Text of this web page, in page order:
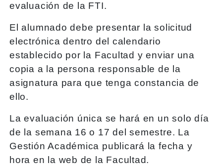
evaluación de la FTI.
El alumnado debe presentar la solicitud
electrónica dentro del calendario
establecido por la Facultad y enviar una
copia a la persona responsable de la
asignatura para que tenga constancia de
ello.
La evaluación única se hará en un solo día
de la semana 16 o 17 del semestre. La
Gestión Académica publicará la fecha y
hora en la web de la Facultad.